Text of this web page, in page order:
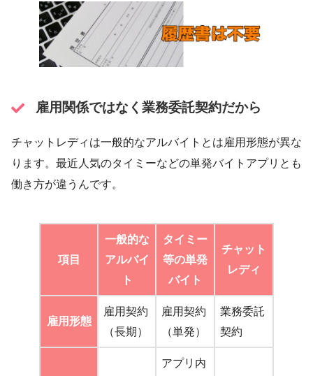
雇用関係ではなく業務委託契約だから
チャットレディは一般的なアルバイトとは雇用形態が異な
ります。最近人気のタイミーなどの単発バイトアプリとも
働き方が違うんです。
項目
一般的な
アルバイ
ト
タイミー
等の単発
バイト
チャット
レディ
雇用形態
雇用契約
（長期）
雇用契約
（単発）
業務委託
契約
アプリ内